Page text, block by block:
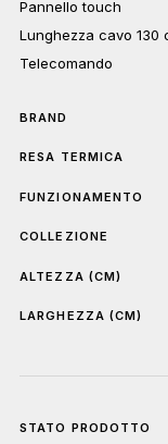
Pannello touch
Lunghezza cavo 130
Telecomando
BRAND
RESA TERMICA
FUNZIONAMENTO
COLLEZIONE
ALTEZZA (CM)
LARGHEZZA (CM)
STATO PRODOTTO